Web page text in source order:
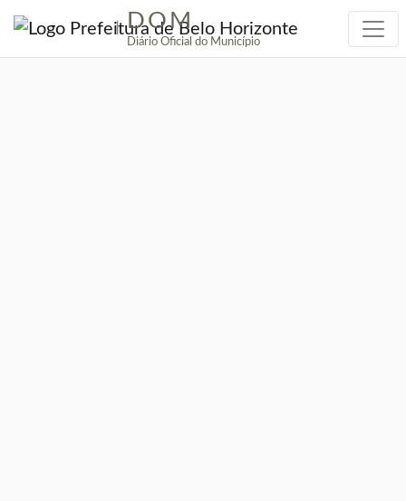
| DOM
Diário Oficial do Município